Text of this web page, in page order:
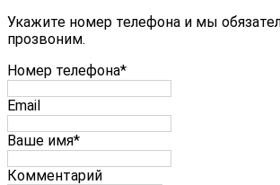
Укажите номер телефона и мы
прозвоним.
Номер телефона*
Email
Ваше имя*
Комментарий